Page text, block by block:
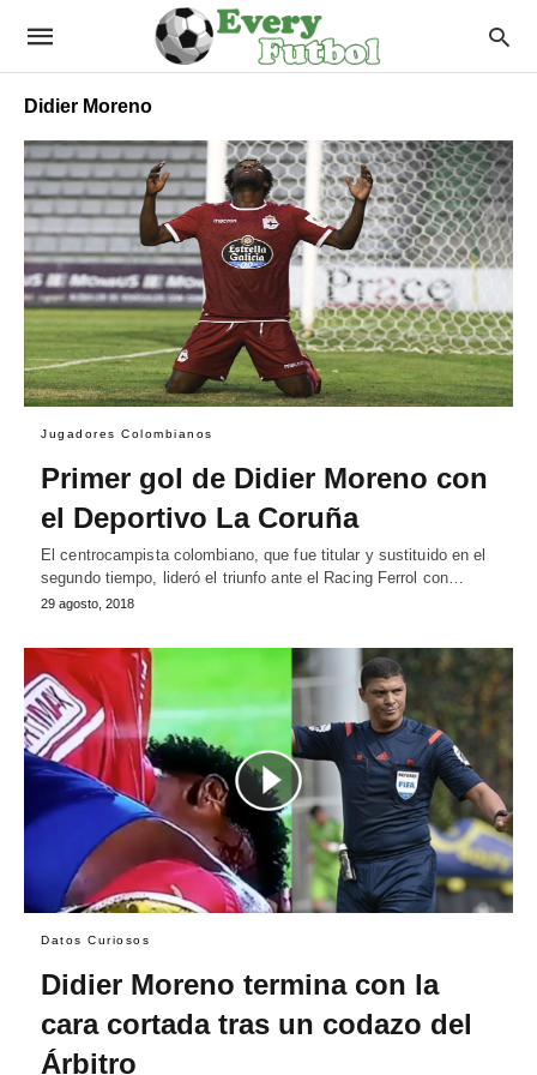
Didier Moreno
Jugadores Colombianos
Primer gol de Didier Moreno con
el Deportivo La Coruña
El centrocampista colombiano, que fue titular y sustituido en el
segundo tiempo, lideró el triunfo ante el Racing Ferrol con…
29 agosto, 2018
Datos Curiosos
Didier Moreno termina con la
cara cortada tras un codazo del
Árbitro